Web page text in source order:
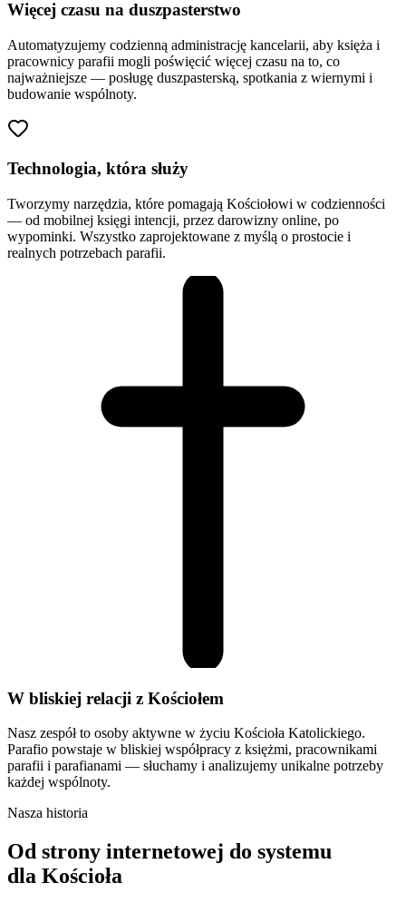
Więcej czasu na duszpasterstwo
Automatyzujemy codzienną administrację kancelarii, aby księża i
pracownicy parafii mogli poświęcić więcej czasu na to, co
najważniejsze — posługę duszpasterską, spotkania z wiernymi i
budowanie wspólnoty.
Technologia, która służy
Tworzymy narzędzia, które pomagają Kościołowi w codzienności
— od mobilnej księgi intencji, przez darowizny online, po
wypominki. Wszystko zaprojektowane z myślą o prostocie i
realnych potrzebach parafii.
W bliskiej relacji z Kościołem
Nasz zespół to osoby aktywne w życiu Kościoła Katolickiego.
Parafio powstaje w bliskiej współpracy z księżmi, pracownikami
parafii i parafianami — słuchamy i analizujemy unikalne potrzeby
każdej wspólnoty.
Nasza historia
Od strony internetowej do systemu
dla Kościoła